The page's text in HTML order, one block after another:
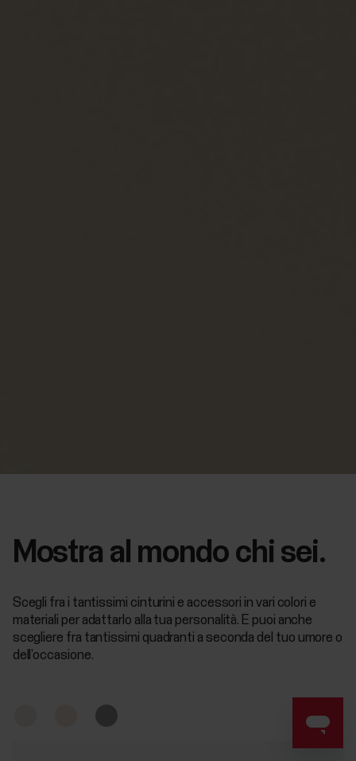
Mostra al mondo chi sei.
Scegli fra i tantissimi cinturini e accessori in vari colori e
materiali per adattarlo alla tua personalità. E puoi anche
scegliere fra tantissimi quadranti a seconda del tuo umore o
dell’occasione.